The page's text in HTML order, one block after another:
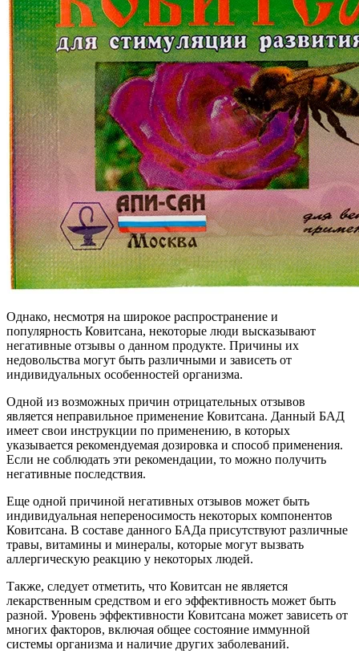
Однако, несмотря на широкое распространение и
популярность Ковитсана, некоторые люди высказывают
негативные отзывы о данном продукте. Причины их
недовольства могут быть различными и зависеть от
индивидуальных особенностей организма.
Одной из возможных причин отрицательных отзывов
является неправильное применение Ковитсана. Данный БАД
имеет свои инструкции по применению, в которых
указывается рекомендуемая дозировка и способ применения.
Если не соблюдать эти рекомендации, то можно получить
негативные последствия.
Еще одной причиной негативных отзывов может быть
индивидуальная непереносимость некоторых компонентов
Ковитсана. В составе данного БАДа присутствуют различные
травы, витамины и минералы, которые могут вызвать
аллергическую реакцию у некоторых людей.
Также, следует отметить, что Ковитсан не является
лекарственным средством и его эффективность может быть
разной. Уровень эффективности Ковитсана может зависеть от
многих факторов, включая общее состояние иммунной
системы организма и наличие других заболеваний.